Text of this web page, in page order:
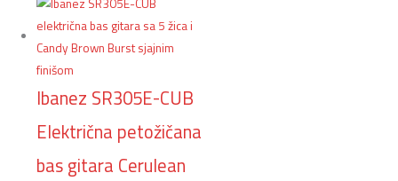
Ibanez SR305E-CUB
Električna petožičana
bas gitara Cerulean